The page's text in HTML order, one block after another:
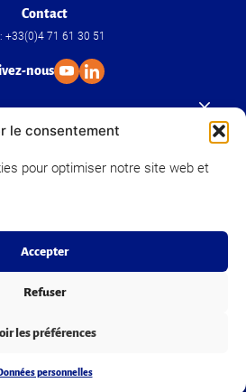
le consentement
pour optimiser notre site web et
Accepter
Refuser
les préférences
personnelles
Contact
+33(0)4 71 61 30 51
nous
2025 Velfor Groupe
personnelles
: Ekypia